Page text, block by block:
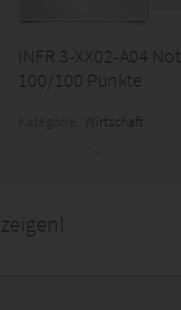
INFR 3-XX02-A04
100/100 Punkte
Wirtschaft